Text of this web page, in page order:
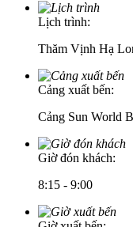
Lịch trình:
Thăm Vịnh Hạ
Cảng xuất bến:
Cảng Sun World
Giờ đón khách:
8:15 - 9:00